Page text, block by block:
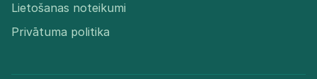
Lietošanas noteikumi
Privātuma politika